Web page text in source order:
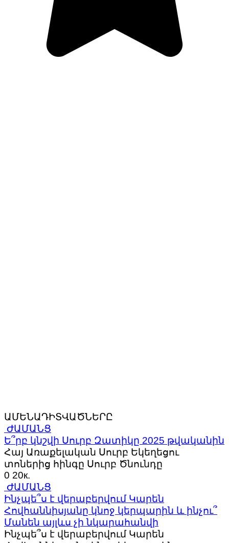
ԱՄԵՆԱԴԻՏՎԱԾՆԵՐԸ
ԺԱՄԱՆՑ
Ե՞րբ կնշվի Սուրբ Զատիկը 2025 թվականին
Հայ Առաքելական Սուրբ Եկեղեցու
տոներից հինգը Սուրբ Ծնունդը
0 20к.
ԺԱՄԱՆՑ
Ինչպե՞ս է վերաբերվում Կարեն
Հովհաննիսյանը կնոջ կերպարին և ինչու՞
Մանեն այլևս չի նկարահանվի
Ինչպե՞ս է վերաբերվում Կարեն